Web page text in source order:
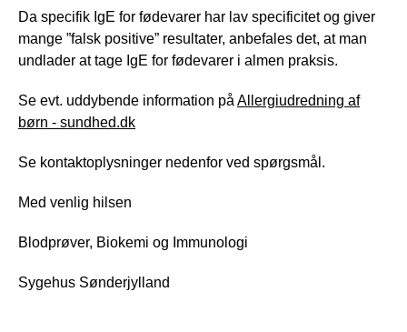
Da specifik IgE for fødevarer har lav specificitet og giver
mange ”falsk positive” resultater, anbefales det, at man
undlader at tage IgE for fødevarer i almen praksis.
Se evt. uddybende information på Allergiudredning af
børn - sundhed.dk
Se kontaktoplysninger nedenfor ved spørgsmål.
Med venlig hilsen
Blodprøver, Biokemi og Immunologi
Sygehus Sønderjylland